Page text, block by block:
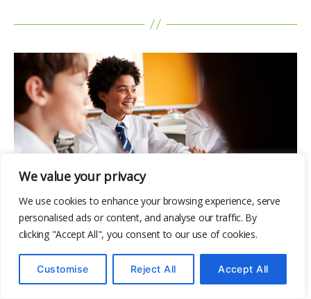
We value your privacy
We use cookies to enhance your browsing experience, serve
personalised ads or content, and analyse our traffic. By
clicking "Accept All", you consent to our use of cookies.
Customise Reject All Accept All
Cefnogi Dull Ysgol Gyfan ar gyfer Llesiant: Rôl y
Rhwydwaith wrth Ddiwallu Anghenion
Mae Llywodraeth Cymru wedi cyhoeddi